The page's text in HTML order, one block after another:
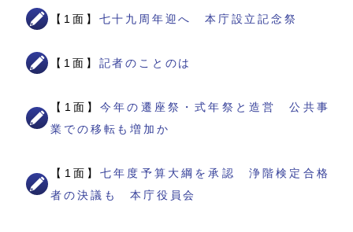
【1面】 七十九周年迎へ 本庁設立記念祭
【1面】 記者のことのは
【1面】今年の遷座祭・式年祭と造営 公共事
業での移転も増加か
【1面】七年度予算大綱を承認 浄階検定合格
者の決議も 本庁役員会